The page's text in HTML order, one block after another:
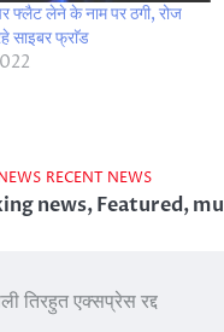
फ्लैट लेने के नाम पर ठगी, रोज
साइबर फ्राॅड
RECENT NEWS
news,Featured,
तिरहुत एक्सप्रेस रद्द